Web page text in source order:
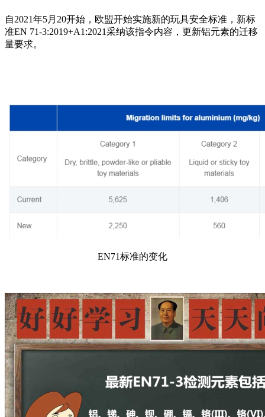
自2021年5月20开始，欧盟开始实施新的玩具安全标准，新标
准EN 71-3:2019+A1:2021采纳该指令内容，更新铝元素的迁移
量要求。
EN71标准的变化